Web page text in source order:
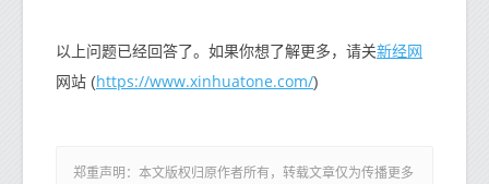
以上问题已经回答了。如果你想了解更多，请关新经网
网站 (https://www.xinhuatone.com/)
郑重声明：本文版权归原作者所有，转载文章仅为传播更多